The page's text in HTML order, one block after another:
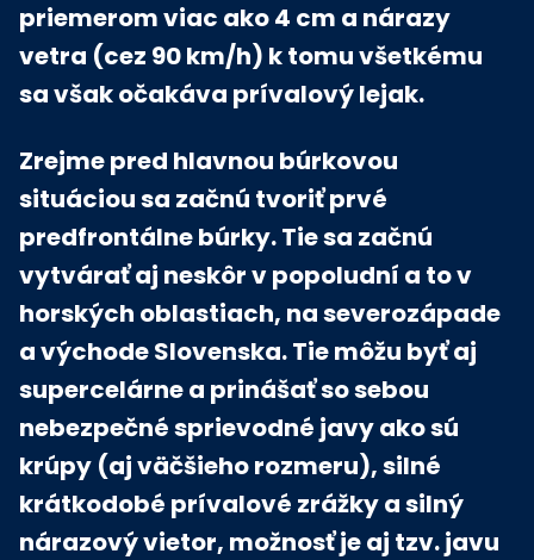
priemerom viac ako 4 cm a nárazy
vetra (cez 90 km/h) k tomu všetkému
sa však očakáva prívalový lejak.
Zrejme pred hlavnou búrkovou
situáciou sa začnú tvoriť prvé
predfrontálne búrky. Tie sa začnú
vytvárať aj neskôr v popoludní a to v
horských oblastiach, na severozápade
a východe Slovenska. Tie môžu byť aj
supercelárne a prinášať so sebou
nebezpečné sprievodné javy ako sú
krúpy (aj väčšieho rozmeru), silné
krátkodobé prívalové zrážky a silný
nárazový vietor, možnosť je aj tzv. javu